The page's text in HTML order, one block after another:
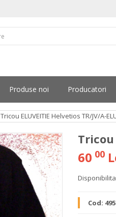
Produse noi Producatori
Tricou ELUVEITIE Helvetios TR/JV/A-
Tricou
60 00
Cod: